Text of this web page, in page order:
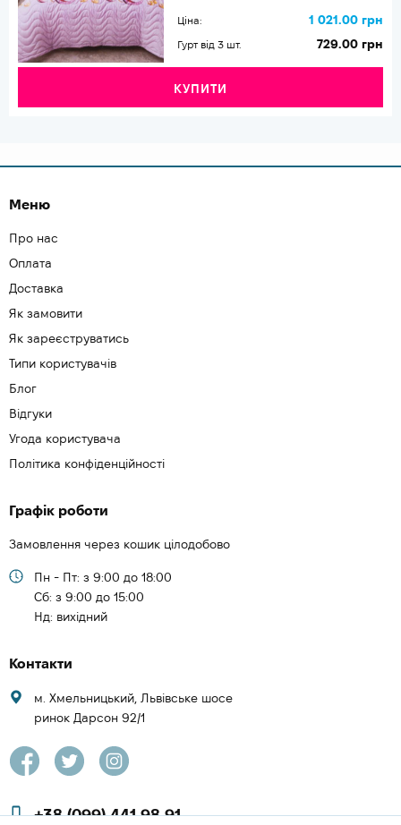
Ціна: 1 021.00 грн
Гурт від 3 шт. 729.00 грн
КУПИТИ
Меню
Про нас
Оплата
Доставка
Як замовити
Як зареєструватись
Типи користувачів
Блог
Відгуки
Угода користувача
Політика конфіденційності
Графік роботи
Замовлення через кошик цілодобово
Пн - Пт: з 9:00 до 18:00
Cб: з 9:00 до 15:00
Нд: вихідний
Контакти
м. Хмельницький, Львівське шосе
ринок Дарсон 92/1
+38 (099) 441 98 91